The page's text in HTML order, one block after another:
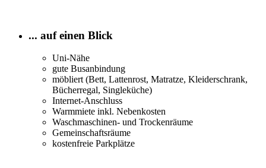
... auf einen Blick
Uni-Nähe
gute Busanbindung
möbliert (Bett, Lattenrost, Matratze, Kleiderschrank,
Bücherregal, Singleküche)
Internet-Anschluss
Warmmiete inkl. Nebenkosten
Waschmaschinen- und Trockenräume
Gemeinschaftsräume
kostenfreie Parkplätze